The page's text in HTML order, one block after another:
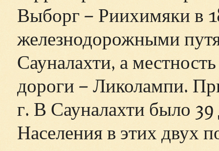
Выборг – Риихимяки в
железнодорожными
Сауналахти, а
дороги – Ликолампи.
г. В Сауналахти было
Населения в этих двух